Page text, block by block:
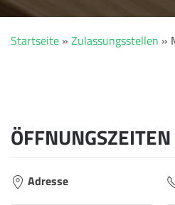
Startseite » Zulassungsstellen »
Adresse